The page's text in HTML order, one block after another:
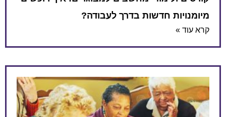
מיומנויות חדשות בדרך לעבודה?
קרא עוד »